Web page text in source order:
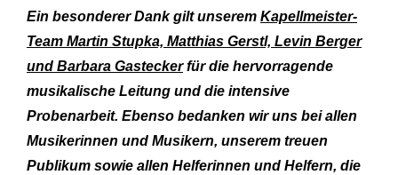
Ein besonderer Dank gilt unserem Kapellmeister-
Team Martin Stupka, Matthias Gerstl, Levin Berger
und Barbara Gasteckerfür die hervorragende
musikalische Leitung und die intensive
Probenarbeit. Ebenso bedanken wir uns bei allen
Musikerinnen und Musikern, unserem treuen
Publikum sowie allen Helferinnen und Helfern, die